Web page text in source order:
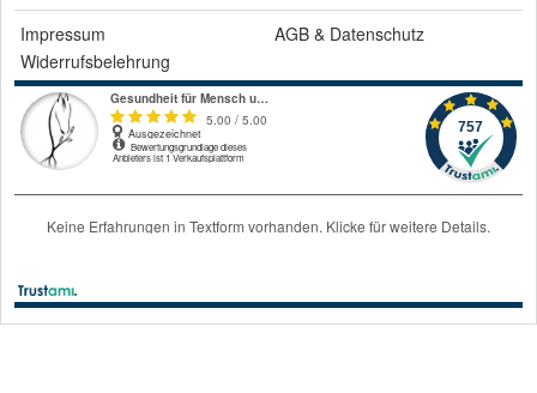
Impressum
AGB & Datenschutz
Widerrufsbelehrung